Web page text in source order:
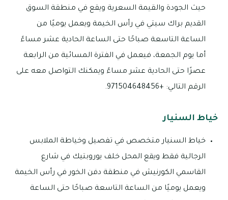
حيث الجودة والقيمة السعرية ويقع في منطقة السوق
القديم براك سيتي في رأس الخيمة ويعمل يوميًا من
الساعة التاسعة صباحًا حتى الساعة الحادية عشر مساءً
أما يوم الجمعة، فيعمل في الفترة المسائية من الرابعة
عصرًا حتى الحادية عشر مساءً ويمكنك التواصل معه على
الرقم التالي: +971504648456.
خياط السنيار
خياط السنيار متخصص في تفصيل وخياطة الملابس
الرجالية فقط ويقع المحل خلف يوروبتيك في شارع
القاسمي الكورنيش في منطقة دفن الخور في رأس الخيمة
ويعمل يوميًا من الساعة التاسعة صباحًا حتى الساعة